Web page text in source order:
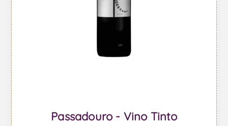
Passadouro - Vino Tinto